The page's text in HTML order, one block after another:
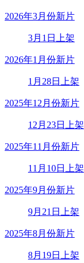
2026年3月份新片
3月1日上架
2026年1月份新片
1月28日上架
2025年12月份新片
12月23日上架
2025年11月份新片
11月10日上架
2025年9月份新片
9月21日上架
2025年8月份新片
8月19日上架